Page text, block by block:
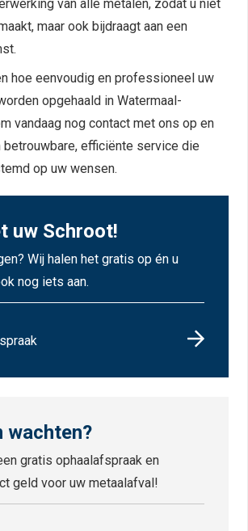
van alle metalen, zodat u niet
maar ook bijdraagt aan een
hoe eenvoudig en professioneel uw
opgehaald in Watermaal-
vandaag nog contact met ons op en
betrouwbare, efficiënte service die
op uw wensen.
uw Schroot!
Wij halen het gratis op én u
nog iets aan.
wachten?
gratis ophaalafspraak en
geld voor uw metaalafval!